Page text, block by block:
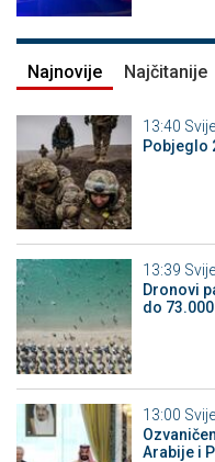
Najnovije Najčitanije
13:40
Pobjeglo
13:39
Dronovi
do
13:00
Arabije i